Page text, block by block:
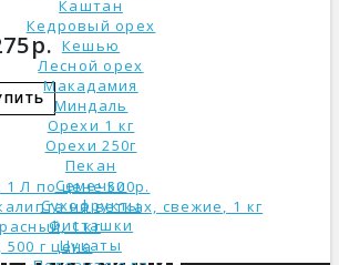
Каштан
Кедровый орех
Кешью
Лесной орех
Макадамия
Миндаль
Орехи 1 кг
Орехи 250г
Пекан
Семечки
Сухофрукты
Фисташки
Цукаты
Л по цене 500р.
на ветках, свежие, 1 кг
1 кг
г ценa